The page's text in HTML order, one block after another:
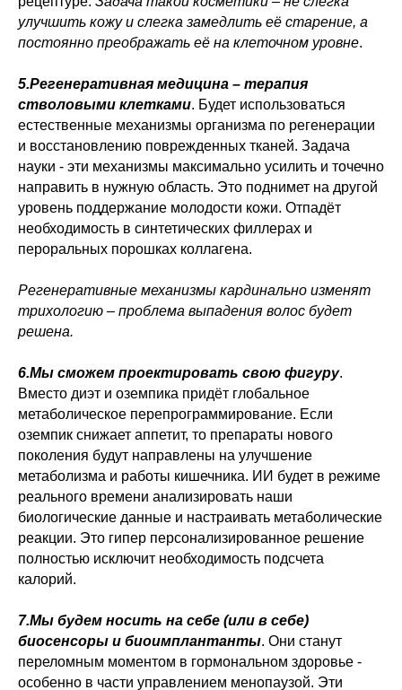
улучшить кожу и слегка замедлить её старение, а
постоянно преображать её на клеточном уровне.
5.Регенеративная медицина – терапия
стволовыми клетками. Будет использоваться
естественные механизмы организма по регенерации
и восстановлению поврежденных тканей. Задача
науки - эти механизмы максимально усилить и точечно
направить в нужную область. Это поднимет на другой
уровень поддержание молодости кожи. Отпадёт
необходимость в синтетических филлерах и
пероральных порошках коллагена.
Регенеративные механизмы кардинально изменят
трихологию – проблема выпадения волос будет
решена.
6.Мы сможем проектировать свою фигуру.
Вместо диэт и оземпика придёт глобальное
метаболическое перепрограммирование. Если
оземпик снижает аппетит, то препараты нового
поколения будут направлены на улучшение
метаболизма и работы кишечника. ИИ будет в режиме
реального времени анализировать наши
биологические данные и настраивать метаболические
реакции. Это гипер персонализированное решение
полностью исключит необходимость подсчета
калорий.
7.Мы будем носить на себе (или в себе)
биосенсоры и биоимплантанты. Они станут
переломным моментом в гормональном здоровье -
особенно в части управлением менопаузой. Эти